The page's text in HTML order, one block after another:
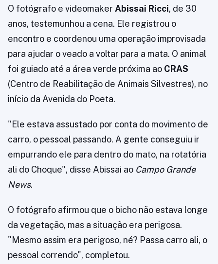
O fotógrafo e videomaker Abissai Ricci, de 30
anos, testemunhou a cena. Ele registrou o
encontro e coordenou uma operação improvisada
para ajudar o veado a voltar para a mata. O animal
foi guiado até a área verde próxima ao CRAS
(Centro de Reabilitação de Animais Silvestres), no
início da Avenida do Poeta.
"Ele estava assustado por conta do movimento de
carro, o pessoal passando. A gente conseguiu ir
empurrando ele para dentro do mato, na rotatória
ali do Choque", disse Abissai ao Campo Grande
News.
O fotógrafo afirmou que o bicho não estava longe
da vegetação, mas a situação era perigosa.
"Mesmo assim era perigoso, né? Passa carro ali, o
pessoal correndo", completou.